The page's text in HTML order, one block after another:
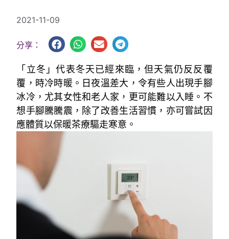
2021-11-09
分享：
「立冬」代表冬天已經來臨，但天氣仍反反覆
覆，時冷時暖。日夜溫差大，令有些人出現手腳
冰冷，尤其女性和老人家，更可能難以入睡。不
想手腳騰騰震，除了改善生活習慣，亦可嘗試因
應體質以保暖茶療驅走寒意。